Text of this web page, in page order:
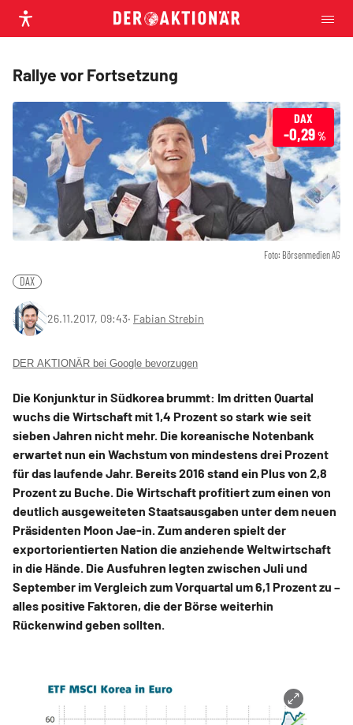
Rallye vor Fortsetzung
Foto: Börsenmedien AG
DAX
-0,29%
DAX
26.11.2017, 09:43‧ Fabian Strebin
DER AKTIONÄR bei Google bevorzugen
Die Konjunktur in Südkorea brummt: Im dritten Quartal
wuchs die Wirtschaft mit 1,4 Prozent so stark wie seit
sieben Jahren nicht mehr. Die koreanische Notenbank
erwartet nun ein Wachstum von mindestens drei Prozent
für das laufende Jahr. Bereits 2016 stand ein Plus von 2,8
Prozent zu Buche. Die Wirtschaft profitiert zum einen von
deutlich ausgeweiteten Staatsausgaben unter dem neuen
Präsidenten Moon Jae-in. Zum anderen spielt der
exportorientierten Nation die anziehende Weltwirtschaft
in die Hände. Die Ausfuhren legten zwischen Juli und
September im Vergleich zum Vorquartal um 6,1 Prozent zu –
alles positive Faktoren, die der Börse weiterhin
Rückenwind geben sollten.